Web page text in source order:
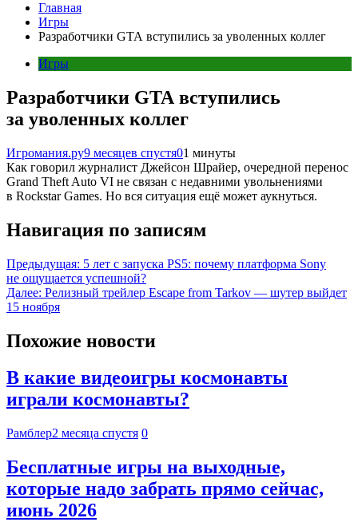
Главная
Игры
Разработчики GTA вступились за уволенных коллег
Игры
Разработчики GTA вступились
за уволенных коллег
Игромания.ру9 месяцев спустя01 минуты
Как говорил журналист Джейсон Шрайер, очередной перенос
Grand Theft Auto VI не связан с недавними увольнениями
в Rockstar Games. Но вся ситуация ещё может аукнуться.
Навигация по записям
Предыдущая: 5 лет с запуска PS5: почему платформа Sony
не ощущается успешной?
Далее: Релизный трейлер Escape from Tarkov — шутер выйдет
15 ноября
Похожие новости
В какие видеоигры космонавты
играли космонавты?
Рамблер2 месяца спустя 0
Бесплатные игры на выходные,
которые надо забрать прямо сейчас,
июнь 2026